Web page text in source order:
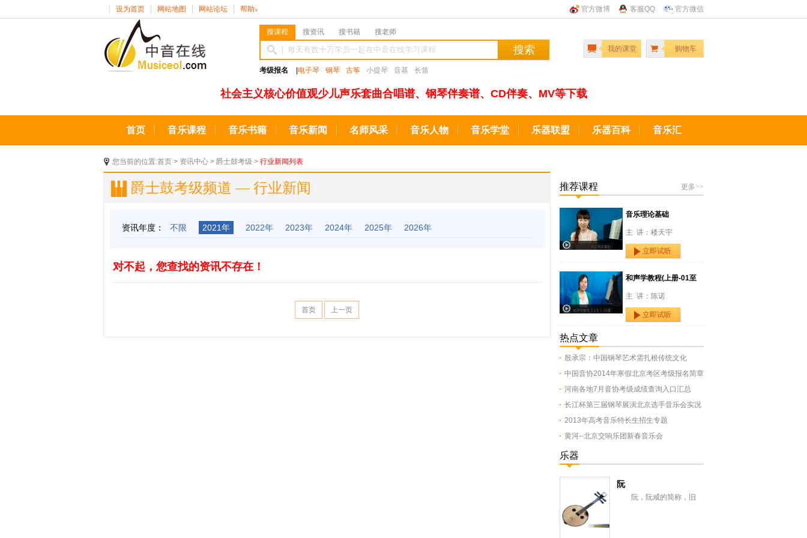
官方微博 客服QQ 官方微信
设为首页 网站地图 网站论坛 帮助 ∨
搜课程 搜资讯 搜书籍 搜老师
搜索
考级报名 电子琴 钢琴 古筝 小提琴 音基 长笛
我的课堂 购物车
社会主义核心价值观少儿声乐套曲合唱谱、钢琴伴奏谱、CD伴奏、MV等下载
首页 音乐课程 音乐书籍 音乐新闻 名师风采 音乐人物 音乐学堂 乐器联盟 乐器百科 音乐汇
您当前的位置:首页 > 资讯中心 > 爵士鼓考级 > 行业新闻列表
爵士鼓考级频道 — 行业新闻
资讯年度： 不限 2021年 2022年 2023年 2024年 2025年 2026年
对不起，您查找的资讯不存在！
首页 上一页
更多>>
推荐课程
音乐理论基础
主 讲：楼天宇
立即试听
和声学教程(上册-01至
主 讲：陈诺
立即试听
热点文章
殷承宗：中国钢琴艺术需扎根传统文化
中国音协2014年寒假北京考区考级报名简章
河南各地7月音协考级成绩查询入口汇总
长江杯第三届钢琴展演北京选手音乐会实况
2013年高考音乐特长生招生专题
黄河--北京交响乐团新春音乐会
乐器
阮
阮，阮咸的简称，旧